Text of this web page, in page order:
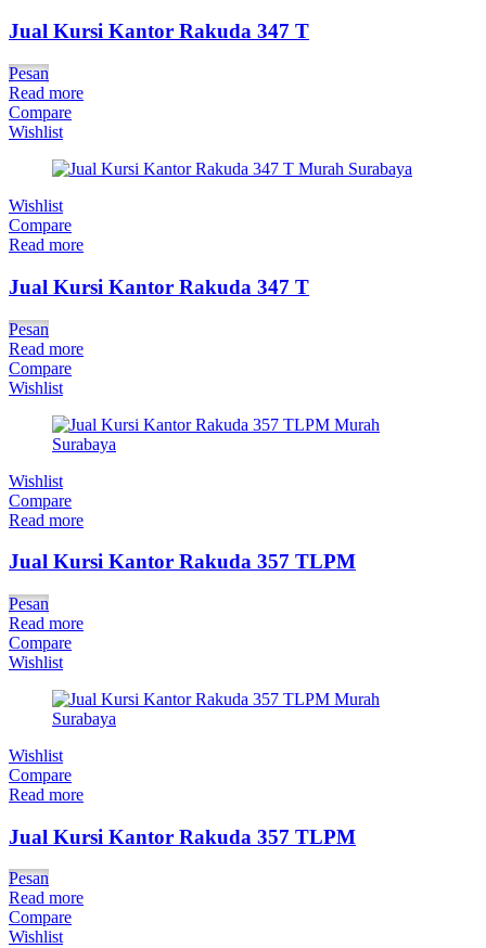
Jual Kursi Kantor Rakuda 347 T
Pesan
Read more
Compare
Wishlist
Wishlist
Compare
Read more
Jual Kursi Kantor Rakuda 347 T
Pesan
Read more
Compare
Wishlist
Wishlist
Compare
Read more
Jual Kursi Kantor Rakuda 357 TLPM
Pesan
Read more
Compare
Wishlist
Wishlist
Compare
Read more
Jual Kursi Kantor Rakuda 357 TLPM
Pesan
Read more
Compare
Wishlist